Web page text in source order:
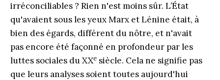
irréconciliables ? Rien n'est moins sûr. L’État
qu'avaient sous les yeux Marx et Lénine était, à
bien des égards, différent du nôtre, et n'avait
pas encore été façonné en profondeur par les
luttes sociales du XXesiècle. Cela ne signifie pas
que leurs analyses soient toutes aujourd'hui